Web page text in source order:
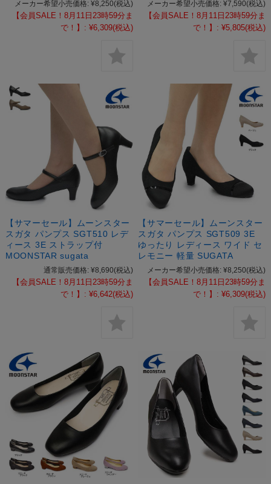
メーカー希望小売価格: ¥8,250(税込)
【会員SALE！8月11日23時59分ま
で！】: ¥6,309(税込)
メーカー希望小売価格: ¥7,590(税込)
【会員SALE！8月11日23時59分ま
で！】: ¥5,805(税込)
【サマーセール】ムーンスター
スガタ パンプス SGT510 レデ
ィース 3E ストラップ付
MOONSTAR sugata
通常販売価格: ¥8,690(税込)
【会員SALE！8月11日23時59分ま
で！】: ¥6,642(税込)
【サマーセール】ムーンスター
スガタ パンプス SGT509 3E
ゆったり レディース ワイド セ
レモニー 軽量 SUGATA
メーカー希望小売価格: ¥8,250(税込)
【会員SALE！8月11日23時59分ま
で！】: ¥6,309(税込)